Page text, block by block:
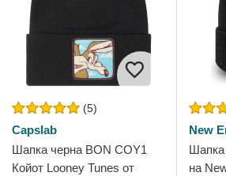
(5)
Capslab
Шапка черна BON COY1
Койот Looney Tunes от
New
Шапка
на